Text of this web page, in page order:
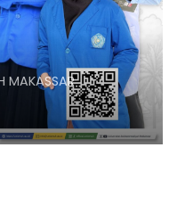
MAKASSAR